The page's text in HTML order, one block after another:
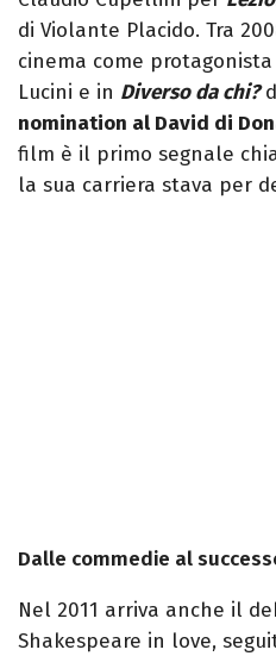
di Violante Placido. Tra
cinema come protagonista
Lucini e in Diverso da chi?
nomination al David di
film è il primo segnale
la sua carriera stava per
Dalle commedie al
Nel 2011 arriva anche il
Shakespeare in love,